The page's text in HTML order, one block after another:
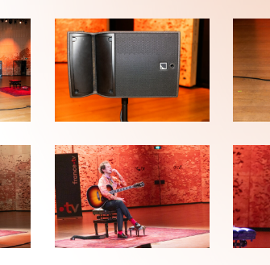
JJW-
SdS-
PH-
220126-
3924_wb
JJW-
SdS-
PH-
220126-
3992_wb